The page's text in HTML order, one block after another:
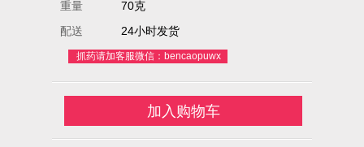
重量
70克
配送
24小时发货
抓药请加客服微信：bencaopuwx
加入购物车